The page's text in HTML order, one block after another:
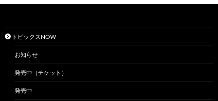
トピックスNOW
お知らせ
発売中（チケット）
発売中